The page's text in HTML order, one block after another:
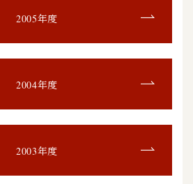
2005年度
2004年度
2003年度